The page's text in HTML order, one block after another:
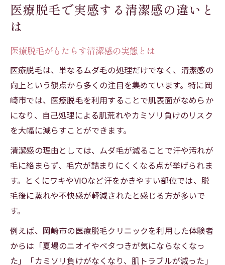
医療脱毛で実感する清潔感の違いと
は
医療脱毛がもたらす清潔感の実態とは
医療脱毛は、単なるムダ毛の処理だけでなく、清潔感の
向上という観点から多くの注目を集めています。特に岡
崎市では、医療脱毛を利用することで肌表面がなめらか
になり、自己処理による肌荒れやカミソリ負けのリスク
を大幅に減らすことができます。
清潔感の理由としては、ムダ毛が減ることで汗や汚れが
毛に絡まらず、毛穴が詰まりにくくなる点が挙げられま
す。とくにワキやVIOなど汗をかきやすい部位では、脱
毛後に蒸れや不快感が軽減されたと感じる方が多いで
す。
例えば、岡崎市の医療脱毛クリニックを利用した体験者
からは「夏場のニオイやベタつきが気にならなくなっ
た」「カミソリ負けがなくなり、肌トラブルが減った」